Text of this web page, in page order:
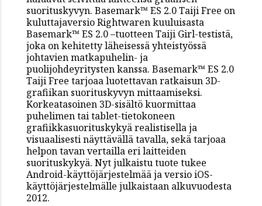
suorituskyvyn. Basemark™ ES 2.0 Taiji Free on
kuluttajaversio Rightwaren kuuluisasta
Basemark™ ES 2.0 –tuotteen Taiji Girl-testistä,
joka on kehitetty läheisessä yhteistyössä
johtavien matkapuhelin- ja
puolijohdeyritysten kanssa. Basemark™ ES 2.0
Taiji Free tarjoaa luotettavan ratkaisun 3D-
grafiikan suorituskyvyn mittaamiseksi.
Korkeatasoinen 3D-sisältö kuormittaa
puhelimen tai tablet-tietokoneen
grafiikkasuorituskykyä realistisella ja
visuaalisesti näyttävällä tavalla, sekä tarjoaa
helpon tavan vertailla eri laitteiden
suorituskykyä. Nyt julkaistu tuote tukee
Android-käyttöjärjestelmää ja versio iOS-
käyttöjärjestelmälle julkaistaan alkuvuodesta
2012.